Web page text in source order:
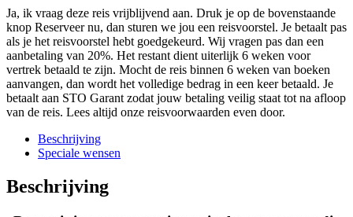
Ja, ik vraag deze reis vrijblijvend aan. Druk je op de bovenstaande
knop Reserveer nu, dan sturen we jou een reisvoorstel. Je betaalt pas
als je het reisvoorstel hebt goedgekeurd. Wij vragen pas dan een
aanbetaling van 20%. Het restant dient uiterlijk 6 weken voor
vertrek betaald te zijn. Mocht de reis binnen 6 weken van boeken
aanvangen, dan wordt het volledige bedrag in een keer betaald. Je
betaalt aan STO Garant zodat jouw betaling veilig staat tot na afloop
van de reis. Lees altijd onze reisvoorwaarden even door.
Beschrijving
Speciale wensen
Beschrijving